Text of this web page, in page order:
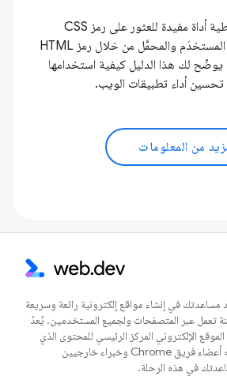
تُعد لوحة التغطية أداة مفيدة للعثور على رمز CSS
وJavaScript غير المستخدَم والمحمَّل من خلال رمز HTML
لك هذا الدليل كيفية استخدامها
تحسين أداء تطبيقات الويب.
من المعلومات
مساعدتك في إنشاء مواقع إلكترونية رائعة وسريعة
تعمل عبر المتصفحات ولجميع المستخدمين. يُعدّ
الموقع الإلكتروني المركز الرئيسي للمحتوى الذي
كتبه أعضاء فريق Chrome وخبراء خارجيين
في هذه الرحلة.